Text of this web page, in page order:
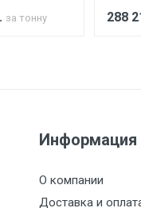
6500 с НДС
7500 с НДС
за тонну 288
Информация
О компании
Доставка и